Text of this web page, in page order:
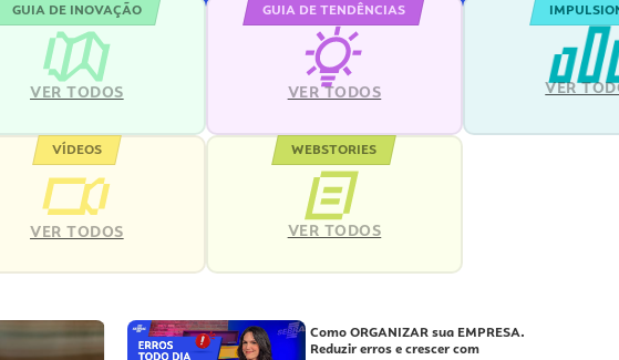
GUIA DE INOVAÇÃO
VER TODOS
GUIA DE TENDÊNCIAS
VER TODOS VER
VÍDEOS
VER TODOS
WEBSTORIES
VER TODOS
Como ORGANIZAR sua EMPRESA.
Reduzir erros e crescer com